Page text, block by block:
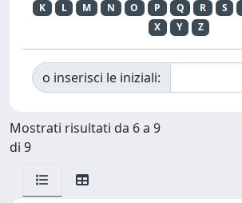
K
L M N O P Q R S
X
Y Z
o inserisci le iniziali:
Mostrati risultati da 6 a 9
di 9